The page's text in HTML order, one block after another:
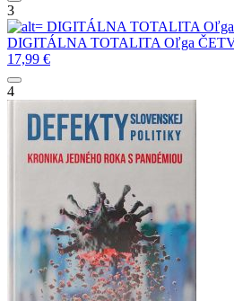
3
DIGITÁLNA TOTALITA
DIGITÁLNA TOTALITA Oľga
17,99 €
4